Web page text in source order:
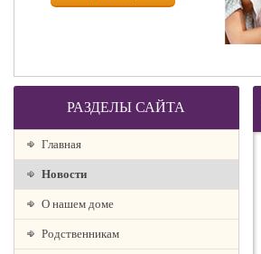
РАЗДЕЛЫ САЙТА
Главная
Новости
О нашем доме
Родственникам